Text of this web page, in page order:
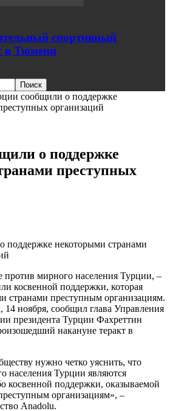
спортивный
в Тюмени
сообщили о поддержке
организаций
о поддержке
преступных
против мирного населения Турции, –
косвенной поддержки, которая
странами преступным организациям.
ноября, сообщил глава Управления
президента Турции Фахреттин
накануне теракт в
нужно четко уяснить, что
населения Турции являются
косвенной поддержки, оказываемой
организациям», –
Anadolu.